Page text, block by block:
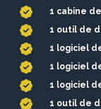
1 cabine
1 outil de
1 logiciel
1 logiciel de
1 logiciel de
1 outil de